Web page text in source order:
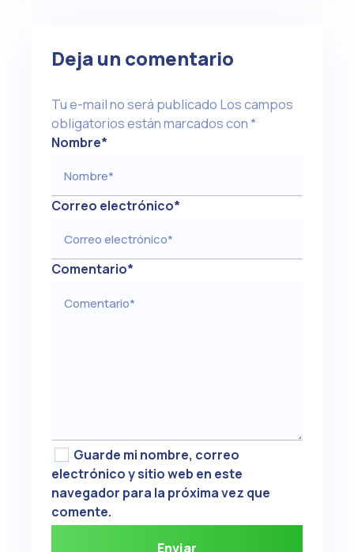
Deja un comentario
Tu e-mail no será publicado Los campos
obligatorios están marcados con*
Nombre*
Correo electrónico*
Comentario*
Guarde mi nombre, correo
electrónico y sitio web en este
navegador para la próxima vez que
comente.